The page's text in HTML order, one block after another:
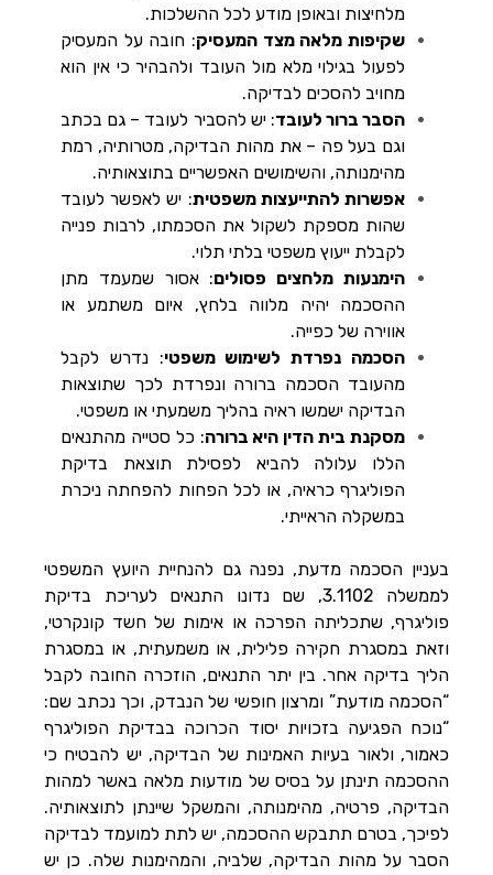
מלחיצות ובאופן מודע לכל ההשלכות.
שקיפות מלאה מצד המעסיק: חובה על המעסיק
לפעול בגילוי מלא מול העובד ולהבהיר כי אין הוא
מחויב להסכים לבדיקה.
הסבר ברור לעובד: יש להסביר לעובד – גם בכתב
וגם בעל פה – את מהות הבדיקה, מטרותיה, רמת
מהימנותה, והשימושים האפשריים בתוצאותיה.
אפשרות להתייעצות משפטית: יש לאפשר לעובד
שהות מספקת לשקול את הסכמתו, לרבות פנייה
לקבלת ייעוץ משפטי בלתי תלוי.
הימנעות מלחצים פסולים: אסור שמעמד מתן
ההסכמה יהיה מלווה בלחץ, איום משתמע או
אווירה של כפייה.
הסכמה נפרדת לשימוש משפטי: נדרש לקבל
מהעובד הסכמה ברורה ונפרדת לכך שתוצאות
הבדיקה ישמשו ראיה בהליך משמעתי או משפטי.
מסקנת בית הדין היא ברורה: כל סטייה מהתנאים
הללו עלולה להביא לפסילת תוצאת בדיקת
הפוליגרף כראיה, או לכל הפחות להפחתה ניכרת
במשקלה הראייתי.
בעניין הסכמה מדעת, נפנה גם להנחיית היועץ המשפטי
לממשלה 3.1102, שם נדונו התנאים לעריכת בדיקת
פוליגרף, שתכליתה הפרכה או אימות של חשד קונקרטי,
וזאת במסגרת חקירה פלילית, או משמעתית, או במסגרת
הליך בדיקה אחר. בין יתר התנאים, הוזכרה החובה לקבל
“הסכמה מודעת” ומרצון חופשי של הנבדק, וכך נכתב שם:
“נוכח הפגיעה בזכויות יסוד הכרוכה בבדיקת הפוליגרף
כאמור, ולאור בעיות האמינות של הבדיקה, יש להבטיח כי
ההסכמה תינתן על בסיס של מודעות מלאה באשר למהות
הבדיקה, פרטיה, מהימנותה, והמשקל שיינתן לתוצאותיה.
לפיכך, בטרם תתבקש ההסכמה, יש לתת למועמד לבדיקה
הסבר על מהות הבדיקה, שלביה, והמהימנות שלה. כן יש